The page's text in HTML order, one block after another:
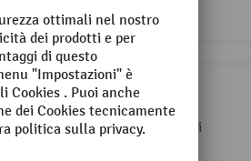
con bordo di protezione
in alluminio con bordo di